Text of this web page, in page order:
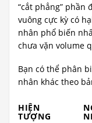
“cắt phẳng” phần
vuông cực kỳ có
nhân phổ biến
chưa vặn volume
Bạn có thể phân
nhân khác theo
HIỆN
TƯỢNG